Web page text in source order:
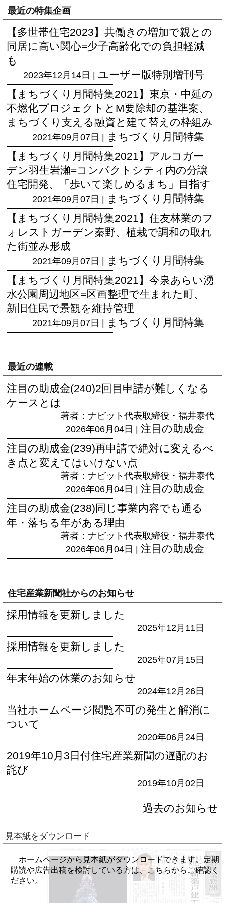
最近の特集企画
【多世帯住宅2023】共働きの増加で親との
同居に高い関心=少子高齢化での負担軽減
も
2023年12月14日 | ユーザー版特別増刊号
【まちづくり月間特集2021】東京・中延の
不燃化プロジェクトとM要除却の基準案、
まちづくり支える融資と建て替えの枠組み
2021年09月07日 |
まちづくり月間特集
【まちづくり月間特集2021】アルコガー
デン羽生岩瀬=コンパクトシティ内の分譲
住宅開発、「歩いて楽しめるまち」目指す
2021年09月07日 |
まちづくり月間特集
【まちづくり月間特集2021】住友林業のフ
ォレストガーデン秦野、植栽で調和の取れ
た街並み形成
2021年09月07日 |
まちづくり月間特集
【まちづくり月間特集2021】今泉あらい湧
水公園周辺地区=区画整理で生まれた町、
新旧住民で景観を維持管理
2021年09月07日 | まちづくり月間特集
最近の連載
注目の助成金(240)2回目申請が難しくなる
ケースとは
著者：ナビット代表取締役・福井泰代
2026年06月04日 | 注目の助成金
注目の助成金(239)再申請で絶対に変えるべ
き点と変えてはいけない点
著者：ナビット代表取締役・福井泰代
2026年06月04日 | 注目の助成金
注目の助成金(238)同じ事業内容でも通る
年・落ちる年がある理由
著者：ナビット代表取締役・福井泰代
2026年06月04日 | 注目の助成金
住宅産業新聞社からのお知らせ
採用情報を更新しました
2025年12月11日
採用情報を更新しました
2025年07月15日
年末年始の休業のお知らせ
2024年12月26日
当社ホームページ閲覧不可の発生と解消に
ついて
2020年06月24日
2019年10月3日付住宅産業新聞の遅配のお
詫び
2019年10月02日
過去のお知らせ
見本紙をダウンロード
ホームページから見本紙がダウンロードできます。定期
購読や広告出稿を検討している方は、こちらからご確認く
ださい。